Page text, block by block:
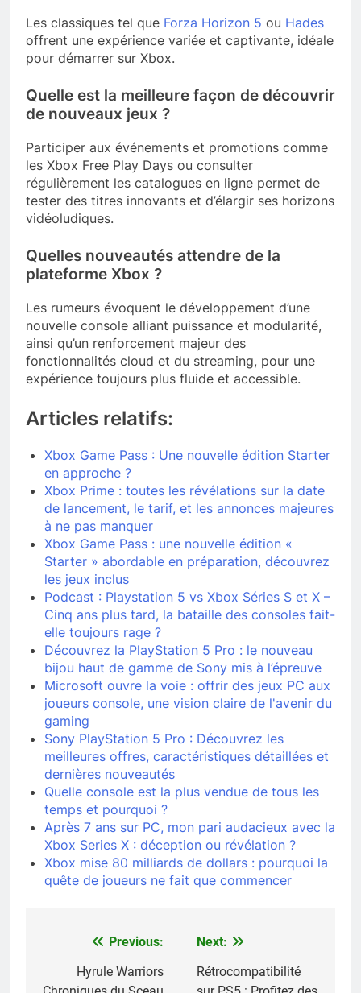
Les classiques tel que Forza Horizon 5 ou Hades
offrent une expérience variée et captivante, idéale
pour démarrer sur Xbox.
Quelle est la meilleure façon de découvrir
de nouveaux jeux ?
Participer aux événements et promotions comme
les Xbox Free Play Days ou consulter
régulièrement les catalogues en ligne permet de
tester des titres innovants et d’élargir ses horizons
vidéoludiques.
Quelles nouveautés attendre de la
plateforme Xbox ?
Les rumeurs évoquent le développement d’une
nouvelle console alliant puissance et modularité,
ainsi qu’un renforcement majeur des
fonctionnalités cloud et du streaming, pour une
expérience toujours plus fluide et accessible.
Articles relatifs:
Xbox Game Pass : Une nouvelle édition Starter
en approche ?
Xbox Prime : toutes les révélations sur la date
de lancement, le tarif, et les annonces majeures
à ne pas manquer
Xbox Game Pass : une nouvelle édition «
Starter » abordable en préparation, découvrez
les jeux inclus
Podcast : Playstation 5 vs Xbox Séries S et X –
Cinq ans plus tard, la bataille des consoles fait-
elle toujours rage ?
Découvrez la PlayStation 5 Pro : le nouveau
bijou haut de gamme de Sony mis à l’épreuve
Microsoft ouvre la voie : offrir des jeux PC aux
joueurs console, une vision claire de l'avenir du
gaming
Sony PlayStation 5 Pro : Découvrez les
meilleures offres, caractéristiques détaillées et
dernières nouveautés
Quelle console est la plus vendue de tous les
temps et pourquoi ?
Après 7 ans sur PC, mon pari audacieux avec la
Xbox Series X : déception ou révélation ?
Xbox mise 80 milliards de dollars : pourquoi la
quête de joueurs ne fait que commencer
NavigationPrevious:
Hyrule Warriors
Next:
Rétrocompatibilité